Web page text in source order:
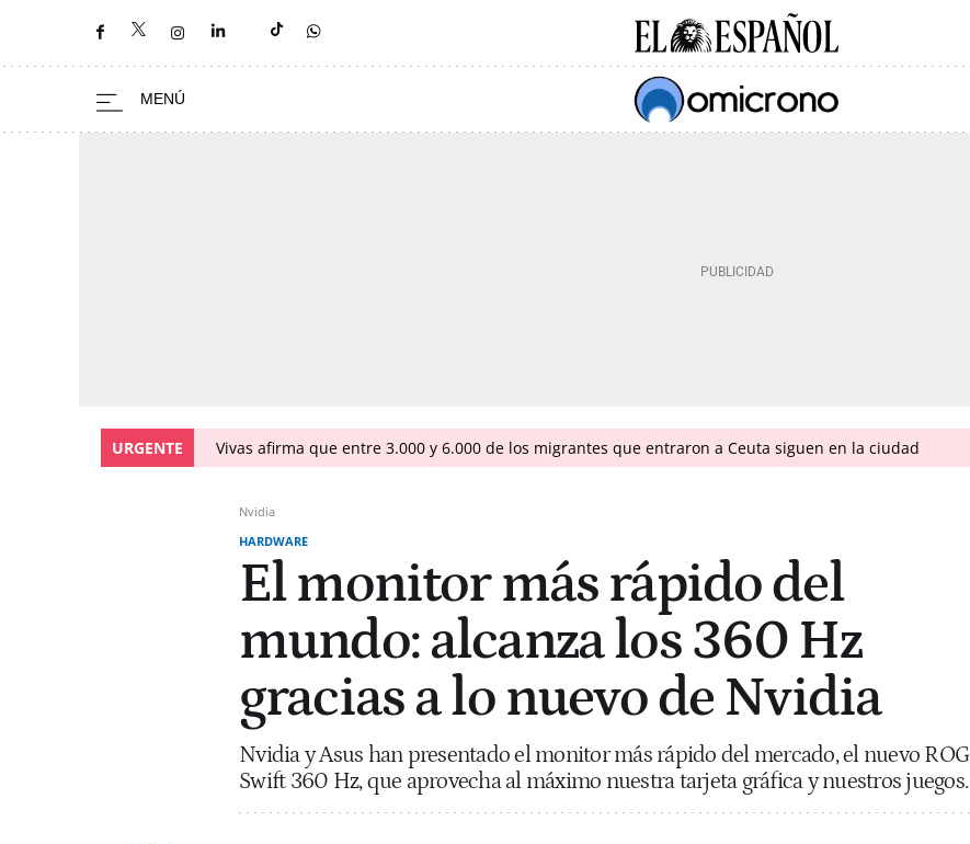
URGENTE Vivas afirma que entre 3.000 y 6.000 de los migrantes que entraron a Ceuta siguen en la ciudad
Nvidia
HARDWARE
El monitor más rápido del
mundo: alcanza los 360 Hz
gracias a lo nuevo de Nvidia
Nvidia y Asus han presentado el monitor más rápido del mercado, el nuevo ROG
Swift 360 Hz, que aprovecha al máximo nuestra tarjeta gráfica y nuestros juegos.